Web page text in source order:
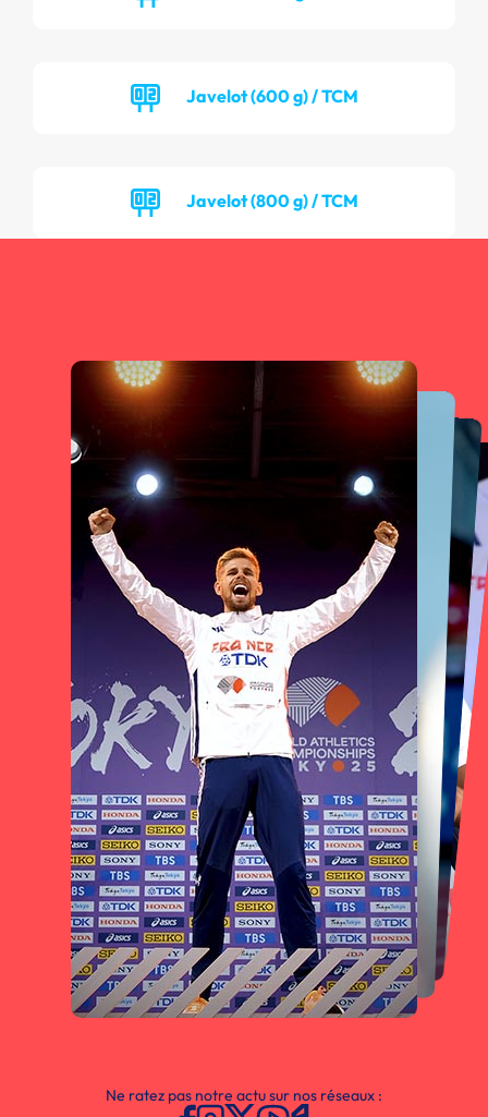
Javelot (600 g) / TCM
Javelot (800 g) / TCM
Ne ratez pas notre actu sur nos réseaux :